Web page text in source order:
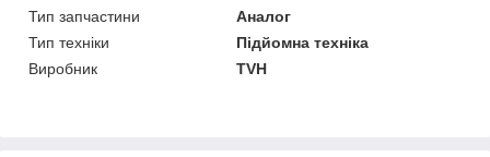
Тип запчастини
Аналог
Тип техніки
Підйомна техніка
Виробник
TVH